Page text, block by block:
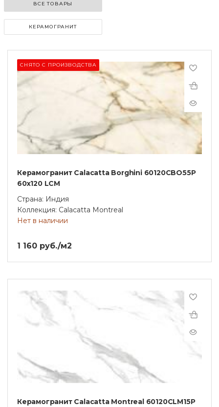
ВСЕ ТОВАРЫ
КЕРАМОГРАНИТ
СНЯТО С ПРОИЗВОДСТВА
Керамогранит Calacatta Borghini 60120CBO55P
60х120 LCM
Страна: Индия
Коллекция: Calacatta Montreal
Нет в наличии
1 160 руб./м2
Керамогранит Calacatta Montreal 60120CLM15P